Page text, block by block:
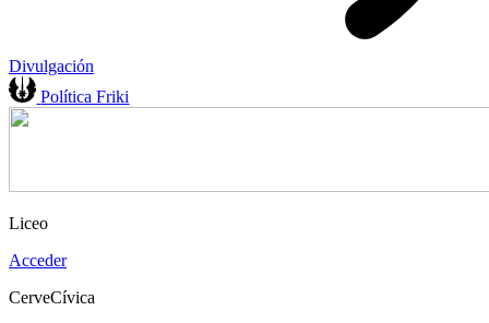
Divulgación
Política Friki
Liceo
Acceder
CerveCívica